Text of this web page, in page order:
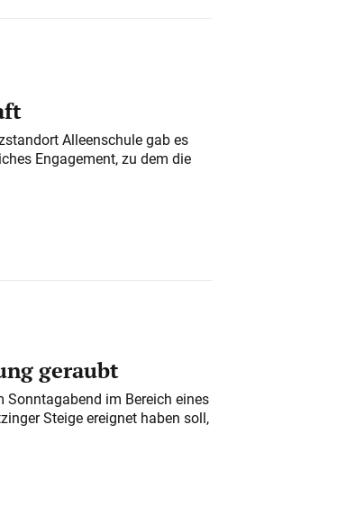
Alleenschule gab es
Engagement, zu dem die
geraubt
im Bereich eines
Steige ereignet haben soll,